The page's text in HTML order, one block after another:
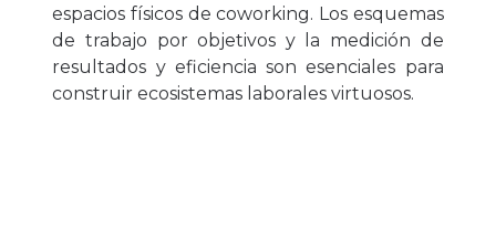
espacios físicos de coworking. Los esquemas
de trabajo por objetivos y la medición de
resultados y eficiencia son esenciales para
construir ecosistemas laborales virtuosos.